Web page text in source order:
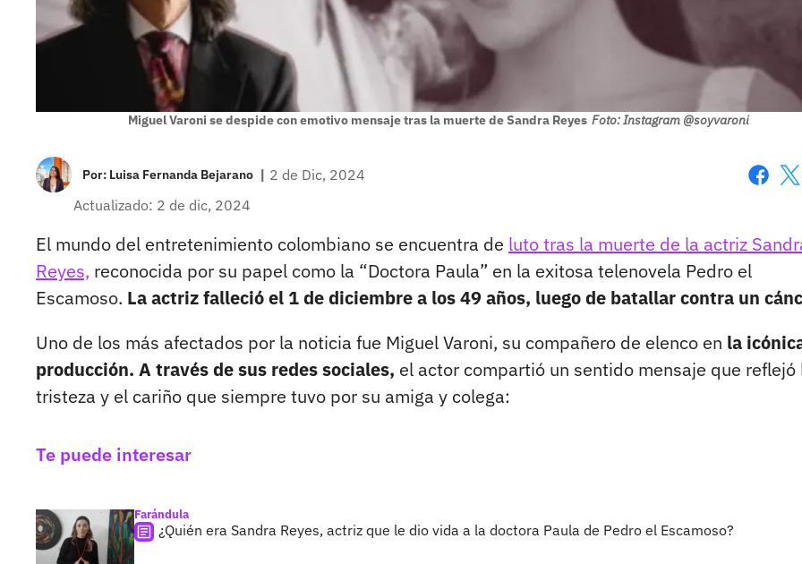
Miguel Varoni se despide con emotivo mensaje tras la muerte de Sandra Reyes Foto: Instagram @soyvaroni
Por: Luisa Fernanda Bejarano | 2 de Dic, 2024
Actualizado: 2 de dic, 2024
El mundo del entretenimiento colombiano se encuentra de luto tras la muerte de la actriz
Reyes, reconocida por su papel como la “Doctora Paula” en la exitosa telenovela Pedro el
Escamoso. La actriz falleció el 1 de diciembre a los 49 años, luego de batallar contra un
Uno de los más afectados por la noticia fue Miguel Varoni, su compañero de elenco en la
producción. A través de sus redes sociales, el actor compartió un sentido mensaje que reflejó
tristeza y el cariño que siempre tuvo por su amiga y colega:
Te puede interesar
Farándula
¿Quién era Sandra Reyes, actriz que le dio vida a la doctora Paula de Pedro el Escamoso?